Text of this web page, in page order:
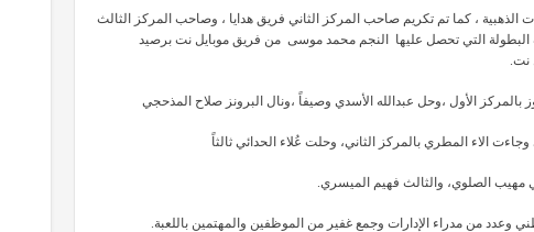
، كما تم تكريم صاحب المركز الثاني فريق هدايا ، وصاحب المركز الثالث
البطولة التي تحصل عليها النجم محمد موسى من فريق موبايل نت برصيد
نت.
الأول ،وحل عبدالله الأسدي وصيفاً ،ونال البرونز صلاح المذحجي
الاء المطري بالمركز الثاني، وحلت عُلاء الحدائي ثالثاً
الصلوي، والثالث فهيم الميسري.
من مدراء الإدارات وجمع غفير من الموظفين والمهتمين باللعبة.